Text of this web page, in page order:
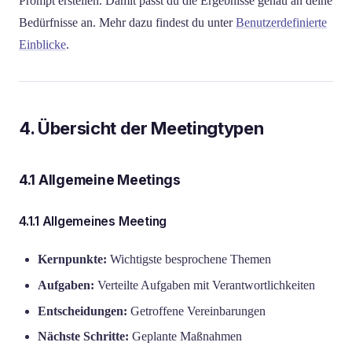
Bedürfnisse an. Mehr dazu findest du unterBenutzerdefinierte
Einblicke.
4. Übersicht der Meetingtypen
4.1 Allgemeine Meetings
4.1.1 Allgemeines Meeting
Kernpunkte: Wichtigste besprochene Themen
Aufgaben: Verteilte Aufgaben mit Verantwortlichkeiten
Entscheidungen: Getroffene Vereinbarungen
Nächste Schritte: Geplante Maßnahmen